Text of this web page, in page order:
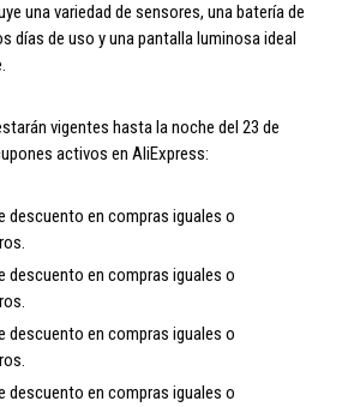
una variedad de sensores, una batería de
días de uso y una pantalla luminosa ideal
vigentes hasta la noche del 23 de
activos en AliExpress:
descuento en compras iguales o
descuento en compras iguales o
descuento en compras iguales o
descuento en compras iguales o